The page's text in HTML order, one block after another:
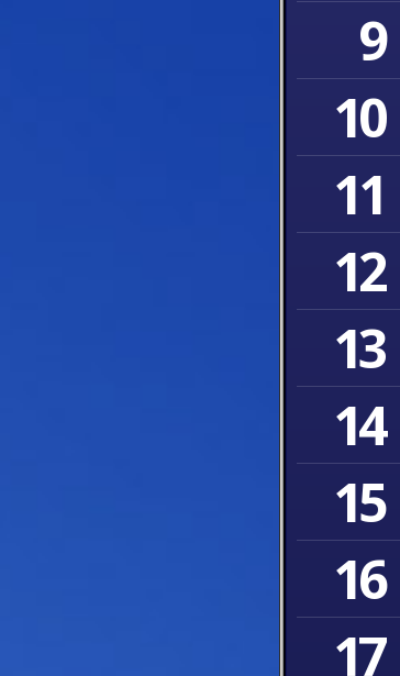
9
10
11
12
13
14
15
16
17